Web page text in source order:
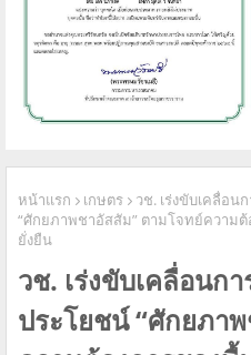
หน้าแรก เกษตร
วช. เร่งขับเคลื่อน
“ศักยภาพชาอัสสัม” ตามโจทย์ความ
ยั่งยืน
วช. เร่งขับเคลื่อนก
ประโยชน์ “ศักยภา